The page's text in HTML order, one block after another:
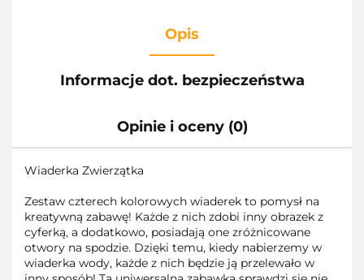
Opis
Informacje dot. bezpieczeństwa
Opinie i oceny (0)
Wiaderka Zwierzątka
Zestaw czterech kolorowych wiaderek to pomysł na
kreatywną zabawę! Każde z nich zdobi inny obrazek z
cyferką, a dodatkowo, posiadają one zróżnicowane
otwory na spodzie. Dzięki temu, kiedy nabierzemy w
wiaderka wody, każde z nich będzie ją przelewało w